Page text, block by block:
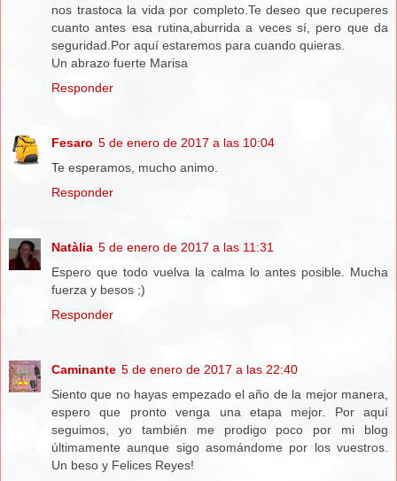
nos trastoca la vida por completo.Te deseo que recuperes
cuanto antes esa rutina,aburrida a veces sí, pero que da
seguridad.Por aquí estaremos para cuando quieras.
Un abrazo fuerte Marisa
Responder
Fesaro 5 de enero de 2017 a las 10:04
Te esperamos, mucho animo.
Responder
Natàlia 5 de enero de 2017 a las 11:31
Espero que todo vuelva la calma lo antes posible. Mucha
fuerza y besos ;)
Responder
Caminante 5 de enero de 2017 a las 22:40
Siento que no hayas empezado el año de la mejor manera,
espero que pronto venga una etapa mejor. Por aquí
seguimos, yo también me prodigo poco por mi blog
últimamente aunque sigo asomándome por los vuestros.
Un beso y Felices Reyes!